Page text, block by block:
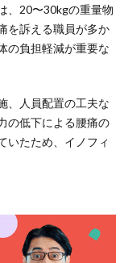
、20〜30kgの重量物
を訴える職員が多か
の負担軽減が重要な
、人員配置の工夫な
の低下による腰痛の
いたため、イノフィ